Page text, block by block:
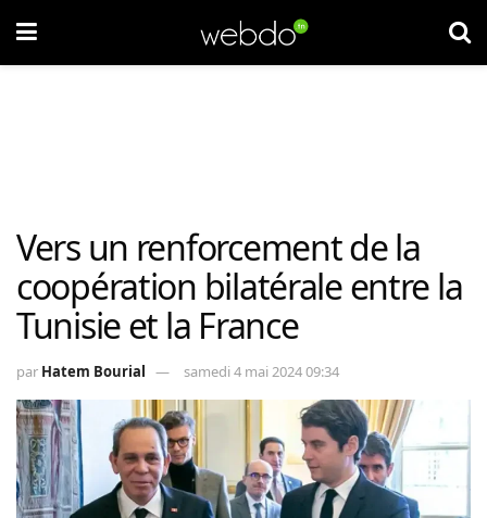
Vers un renforcement de la
coopération bilatérale entre la
Tunisie et la France
par Hatem Bourial samedi 4 mai 2024 09:34